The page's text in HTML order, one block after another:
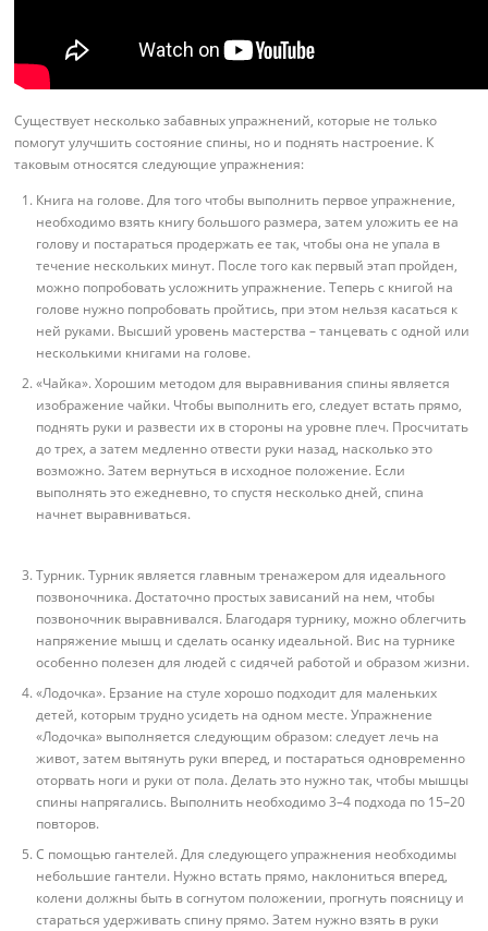
Существует несколько забавных упражнений, которые не только
помогут улучшить состояние спины, но и поднять настроение. К
таковым относятся следующие упражнения:
Книга на голове. Для того чтобы выполнить первое упражнение,
необходимо взять книгу большого размера, затем уложить ее на
голову и постараться продержать ее так, чтобы она не упала в
течение нескольких минут. После того как первый этап пройден,
можно попробовать усложнить упражнение. Теперь с книгой на
голове нужно попробовать пройтись, при этом нельзя касаться к
ней руками. Высший уровень мастерства – танцевать с одной или
несколькими книгами на голове.
«Чайка». Хорошим методом для выравнивания спины является
изображение чайки. Чтобы выполнить его, следует встать прямо,
поднять руки и развести их в стороны на уровне плеч. Просчитать
до трех, а затем медленно отвести руки назад, насколько это
возможно. Затем вернуться в исходное положение. Если
выполнять это ежедневно, то спустя несколько дней, спина
начнет выравниваться.
Турник. Турник является главным тренажером для идеального
позвоночника. Достаточно простых зависаний на нем, чтобы
позвоночник выравнивался. Благодаря турнику, можно облегчить
напряжение мышц и сделать осанку идеальной. Вис на турнике
особенно полезен для людей с сидячей работой и образом жизни.
«Лодочка». Ерзание на стуле хорошо подходит для маленьких
детей, которым трудно усидеть на одном месте. Упражнение
«Лодочка» выполняется следующим образом: следует лечь на
живот, затем вытянуть руки вперед, и постараться одновременно
оторвать ноги и руки от пола. Делать это нужно так, чтобы мышцы
спины напрягались. Выполнить необходимо 3–4 подхода по 15–20
повторов.
С помощью гантелей. Для следующего упражнения необходимы
небольшие гантели. Нужно встать прямо, наклониться вперед,
колени должны быть в согнутом положении, прогнуть поясницу и
стараться удерживать спину прямо. Затем нужно взять в руки